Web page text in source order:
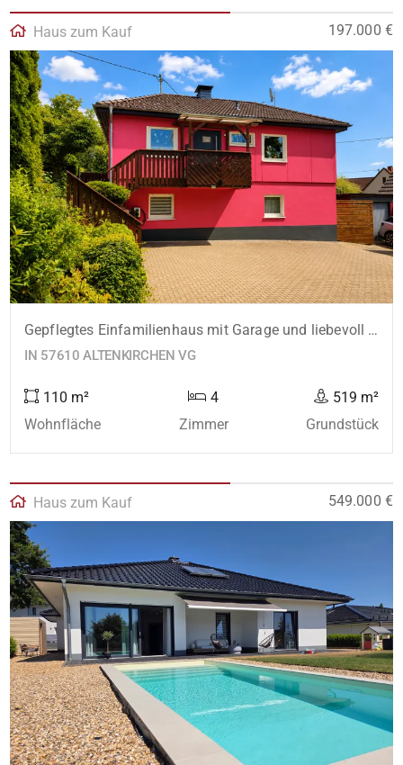
Haus zum Kauf 197.000 €
Gepflegtes Einfamilienhaus mit Garage und liebevoll angelegtem Garten!
IN 57610 ALTENKIRCHEN VG
110 m²
Wohnfläche
4
Zimmer
519 m²
Grundstück
Haus zum Kauf 549.000 €